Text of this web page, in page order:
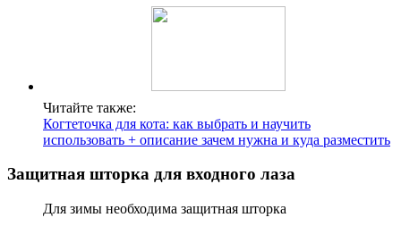
Читайте также:
Когтеточка для кота: как выбрать и научить
использовать + описание зачем нужна и куда разместить
Защитная шторка для входного лаза
Для зимы необходима защитная шторка